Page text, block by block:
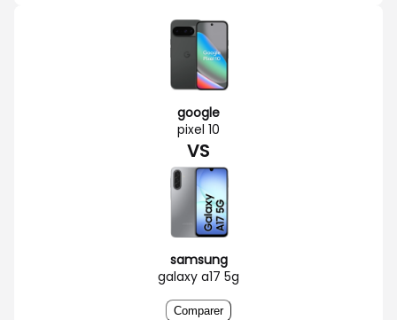
google
pixel 10
VS
samsung
galaxy a17 5g
Comparer